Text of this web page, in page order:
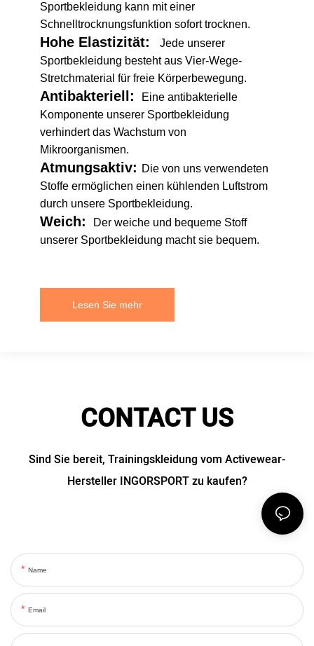
Sportbekleidung kann mit einer
Schnelltrocknungsfunktion sofort trocknen.
Hohe Elastizität:
Jede unserer
Sportbekleidung besteht aus Vier-Wege-
Stretchmaterial für freie Körperbewegung.
Antibakteriell:
Eine antibakterielle
Komponente unserer Sportbekleidung
verhindert das Wachstum von
Mikroorganismen.
Atmungsaktiv: Die von uns verwendeten
Stoffe ermöglichen einen kühlenden Luftstrom
durch unsere Sportbekleidung.
Weich:
Der weiche und bequeme Stoff
unserer Sportbekleidung macht sie bequem.
Lesen Sie mehr
CONTACT US
Sind Sie bereit, Trainingskleidung vom Activewear-
Hersteller INGORSPORT zu kaufen?
Name
Email